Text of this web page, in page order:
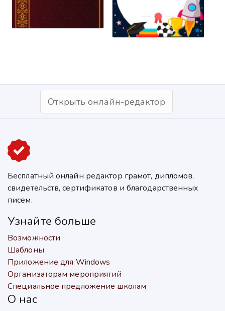
Открыть онлайн-редактор
Бесплатный онлайн редактор грамот, дипломов,
свидетельств, сертификатов и благодарственных
писем.
Узнайте больше
Возможности
Шаблоны
Приложение для Windows
Организаторам мероприятий
Специальное предложение школам
О нас